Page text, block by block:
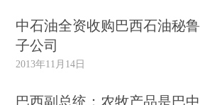
中石油全资收购巴西石油秘鲁
子公司
2013年11月14日
巴西副总统：农牧产品是巴中